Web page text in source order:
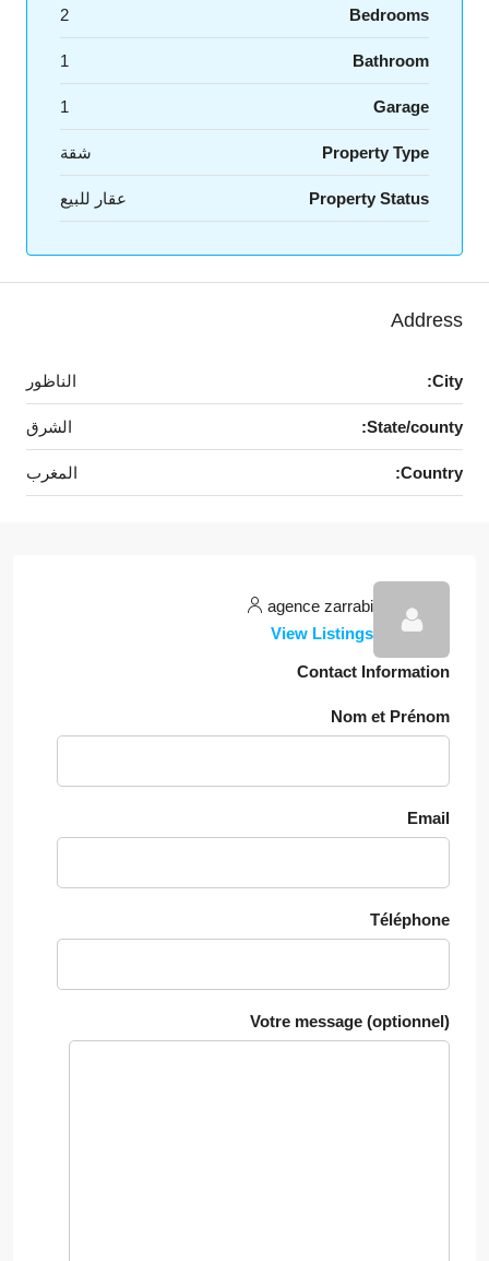
Bedrooms
2
Bathroom
1
Garage
1
Property Type شقة
Property Status عقار للبيع
Address
City: الناظور
State/county: الشرق
Country: المغرب
agence zarrabi
View Listings
Contact Information
Nom et Prénom
Email
Téléphone
Votre message (optionnel)